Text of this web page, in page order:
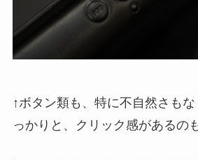
↑ボタン類も、特に不自然さも
っかりと、クリック感があるの